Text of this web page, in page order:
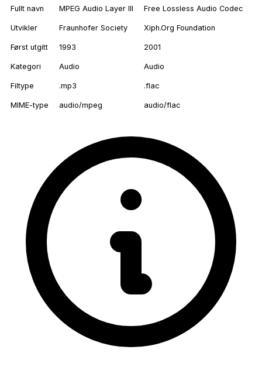
Fullt navn MPEG Audio Layer III Free Lossless Audio Codec
Utvikler Fraunhofer Society Xiph.Org Foundation
Først utgitt 1993 2001
Kategori Audio Audio
Filtype .mp3 .flac
MIME-type audio/mpeg audio/flac